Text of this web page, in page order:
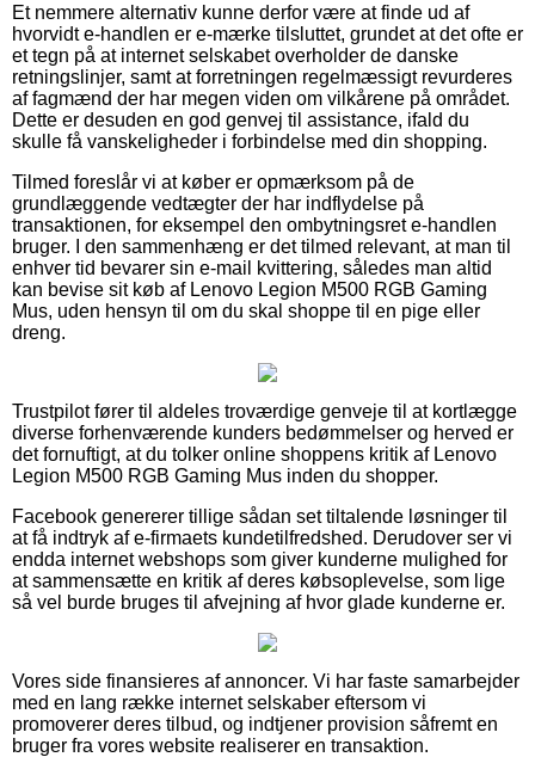
Et nemmere alternativ kunne derfor være at finde ud af
hvorvidt e-handlen er e-mærke tilsluttet, grundet at det ofte er
et tegn på at internet selskabet overholder de danske
retningslinjer, samt at forretningen regelmæssigt revurderes
af fagmænd der har megen viden om vilkårene på området.
Dette er desuden en god genvej til assistance, ifald du
skulle få vanskeligheder i forbindelse med din shopping.
Tilmed foreslår vi at køber er opmærksom på de
grundlæggende vedtægter der har indflydelse på
transaktionen, for eksempel den ombytningsret e-handlen
bruger. I den sammenhæng er det tilmed relevant, at man til
enhver tid bevarer sin e-mail kvittering, således man altid
kan bevise sit køb af Lenovo Legion M500 RGB Gaming
Mus, uden hensyn til om du skal shoppe til en pige eller
dreng.
Trustpilot fører til aldeles troværdige genveje til at kortlægge
diverse forhenværende kunders bedømmelser og herved er
det fornuftigt, at du tolker online shoppens kritik af Lenovo
Legion M500 RGB Gaming Mus inden du shopper.
Facebook genererer tillige sådan set tiltalende løsninger til
at få indtryk af e-firmaets kundetilfredshed. Derudover ser vi
endda internet webshops som giver kunderne mulighed for
at sammensætte en kritik af deres købsoplevelse, som lige
så vel burde bruges til afvejning af hvor glade kunderne er.
Vores side finansieres af annoncer. Vi har faste samarbejder
med en lang række internet selskaber eftersom vi
promoverer deres tilbud, og indtjener provision såfremt en
bruger fra vores website realiserer en transaktion.